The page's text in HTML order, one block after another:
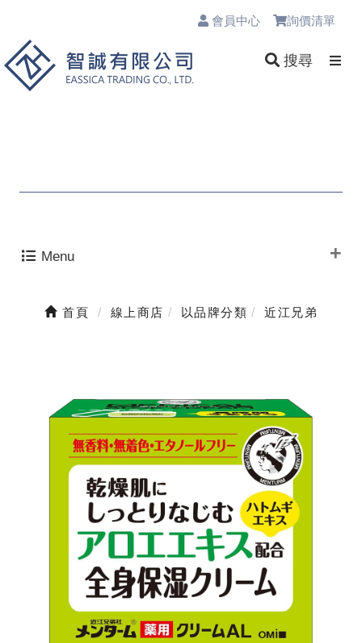
會員中心 詢價清單
搜尋
Menu
首頁 線上商店 以品牌分類 近江兄弟